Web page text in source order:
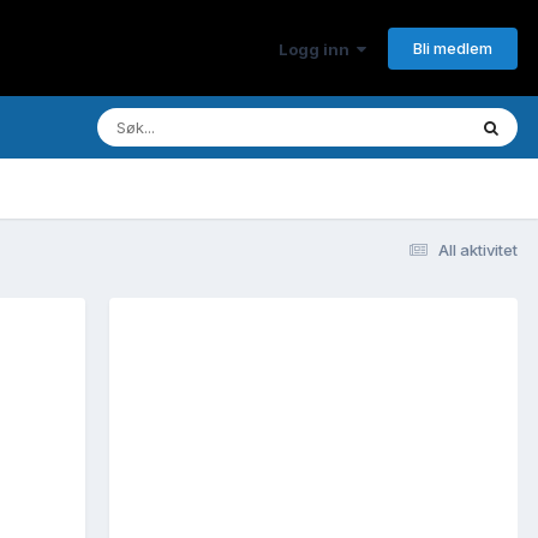
Logg inn Bli medlem
All aktivitet